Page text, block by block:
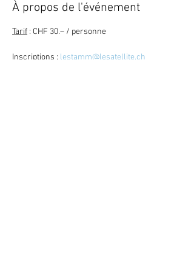
À propos de l'événement
Tarif : CHF 30.– / personne
Inscriptions : lestamm@lesatellite.ch